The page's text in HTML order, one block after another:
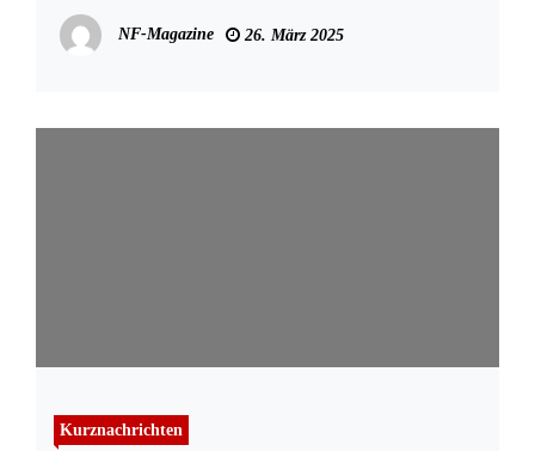
gesucht
NF-Magazine 26. März 2025
Kurznachrichten